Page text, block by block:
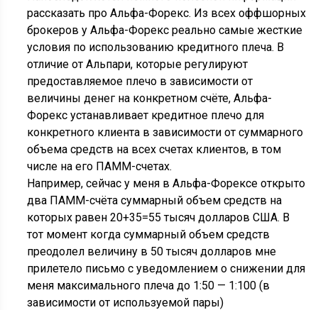
рассказать про Альфа-Форекс. Из всех оффшорных
брокеров у Альфа-Форекс реально самые жесткие
условия по использованию кредитного плеча. В
отличие от Альпари, которые регулируют
предоставляемое плечо в зависимости от
величины денег на конкретном счёте, Альфа-
Форекс устанавливает кредитное плечо для
конкретного клиента в зависимости от суммарного
объема средств на всех счетах клиентов, в том
числе на его ПАММ-счетах.
Например, сейчас у меня в Альфа-Форексе открыто
два ПАММ-счёта суммарный объем средств на
которых равен 20+35=55 тысяч долларов США. В
тот момент когда суммарный объем средств
преодолел величину в 50 тысяч долларов мне
прилетело письмо с уведомлением о снижении для
меня максимального плеча до 1:50 — 1:100 (в
зависимости от используемой пары)